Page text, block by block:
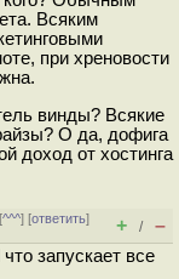
Всяким
при хреновости
винды? Всякие
О да, дофига
доход от хостинга
^^^] [ответить]
+ / –
запускает все